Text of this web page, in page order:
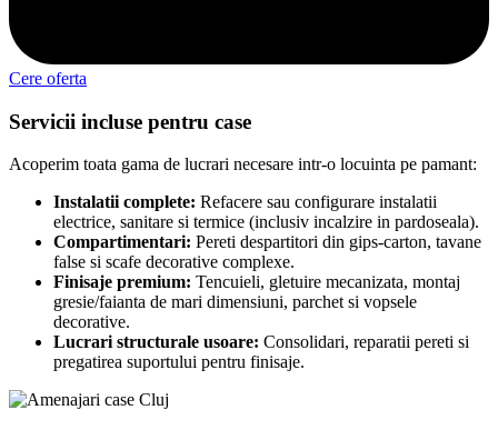
Cere oferta
Servicii incluse pentru case
Acoperim toata gama de lucrari necesare intr-o locuinta pe pamant:
Instalatii complete: Refacere sau configurare instalatii
electrice, sanitare si termice (inclusiv incalzire in pardoseala).
Compartimentari: Pereti despartitori din gips-carton, tavane
false si scafe decorative complexe.
Finisaje premium: Tencuieli, gletuire mecanizata, montaj
gresie/faianta de mari dimensiuni, parchet si vopsele
decorative.
Lucrari structurale usoare: Consolidari, reparatii pereti si
pregatirea suportului pentru finisaje.